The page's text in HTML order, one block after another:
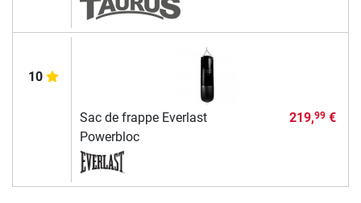
10
Sac de frappe Everlast
Powerbloc
219,99€